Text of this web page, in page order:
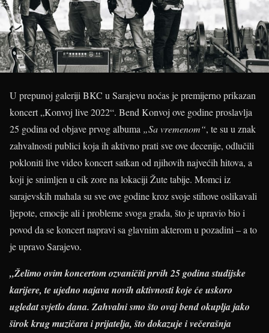
U prepunoj galeriji BKC u Sarajevu noćas je premijerno prikazan
koncert „Konvoj live 2022“. Bend Konvoj ove godine proslavlja
25 godina od objave prvog albuma „Sa vremenom“, te su u znak
zahvalnosti publici koja ih aktivno prati sve ove decenije, odlučili
pokloniti live video koncert satkan od njihovih najvećih hitova, a
koji je snimljen u cik zore na lokaciji Žute tabije. Momci iz
sarajevskih mahala su sve ove godine kroz svoje stihove oslikavali
ljepote, emocije ali i probleme svoga grada, što je upravio bio i
povod da se koncert napravi sa glavnim akterom u pozadini – a to
je upravo Sarajevo.
„Želimo ovim koncertom ozvaničiti prvih 25 godina studijske
karijere, te ujedno najava novih aktivnosti koje će uskoro
ugledat svjetlo dana. Zahvalni smo što ovaj bend okuplja jako
širok krug muzičara i prijatelja, što dokazuje i večerašnja